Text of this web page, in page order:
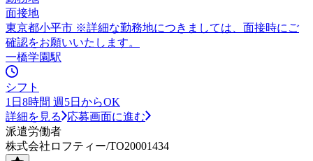
面接地
東京都小平市 ※詳細な勤務地につきましては、面接時にご
確認をお願いいたします。
一橋学園駅
シフト
1日8時間 週5日からOK
詳細を見る
応募画面に進む
派遣労働者
株式会社ロフティー/TO20001434